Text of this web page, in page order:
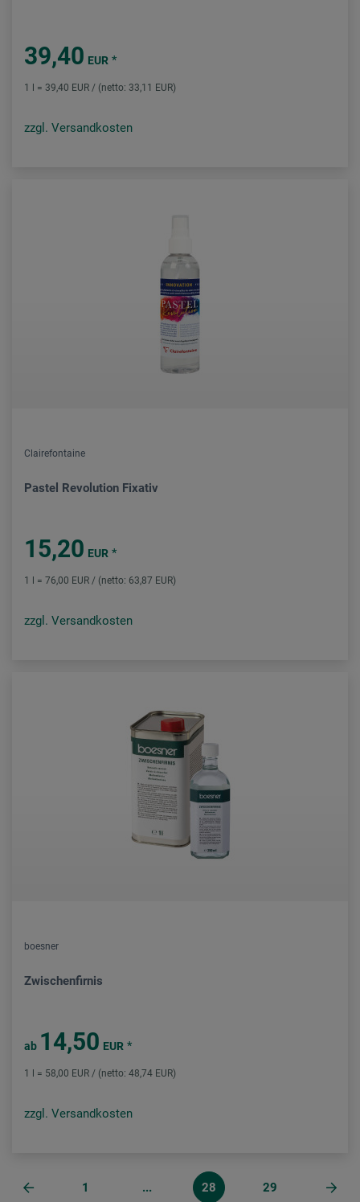
39,40 EUR *
1 l = 39,40 EUR / (netto: 33,11 EUR)
zzgl. Versandkosten
Clairefontaine
Pastel Revolution Fixativ
15,20 EUR *
1 l = 76,00 EUR / (netto: 63,87 EUR)
zzgl. Versandkosten
boesner
Zwischenfirnis
ab 14,50 EUR *
1 l = 58,00 EUR / (netto: 48,74 EUR)
zzgl. Versandkosten
1 ... 28 29